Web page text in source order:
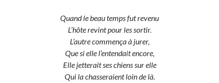
Quand le beau temps fut revenu
L’hôte revint pour les sortir.
L’autre commença à jurer,
Que si elle l’entendait encore,
Elle jetterait ses chiens sur elle
Qui la chasseraient loin de là.